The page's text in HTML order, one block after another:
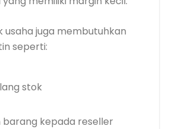
usaha juga membutuhkan
seperti:
stok
barang kepada reseller